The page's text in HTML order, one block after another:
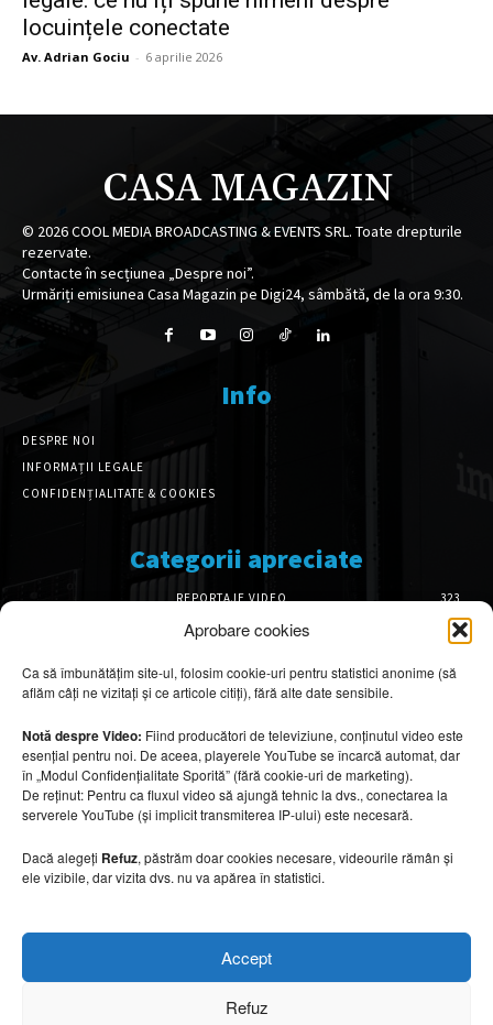
Aprobare cookies
Ca să îmbunătățim site-ul, folosim cookie-uri pentru statistici anonime (să
aflăm câți ne vizitați și ce articole citiți), fără alte date sensibile.
Notă despre Video: Fiind producători de televiziune, conținutul video este
esențial pentru noi. De aceea, playerele YouTube se încarcă automat, dar
în „Modul Confidențialitate Sporită” (fără cookie-uri de marketing).
De reținut: Pentru ca fluxul video să ajungă tehnic la dvs., conectarea la
serverele YouTube (și implicit transmiterea IP-ului) este necesară.
Dacă alegeți Refuz, păstrăm doar cookies necesare, videourile rămân și
ele vizibile, dar vizita dvs. nu va apărea în statistici.
Accept
Refuz
locuințele conectate
Av. Adrian Gociu - 6 aprilie 2026
CASA MAGAZIN
© 2026COOL MEDIA BROADCASTING & EVENTS SRL. Toate drepturile
rezervate.
Contacte în secțiunea „Despre noi”.
Urmăriți emisiunea Casa Magazin pe Digi24, sâmbătă, de la ora 9:30.
Info
DESPRE NOI
INFORMAȚII LEGALE
CONFIDENȚIALITATE & COOKIES
Categorii apreciate
REPORTAJE VIDEO
323
AMENAJĂRI INTERIOARE
126
DESIGN INTERIOR
64
ARHITECTURĂ & DESIGN
OPINII & ANALIZE
43
Articole recomandate
Cele mai impresionante cabane moderne
7 august 2026
Ouse Valley Viaduct, construcția care
7 august 2026